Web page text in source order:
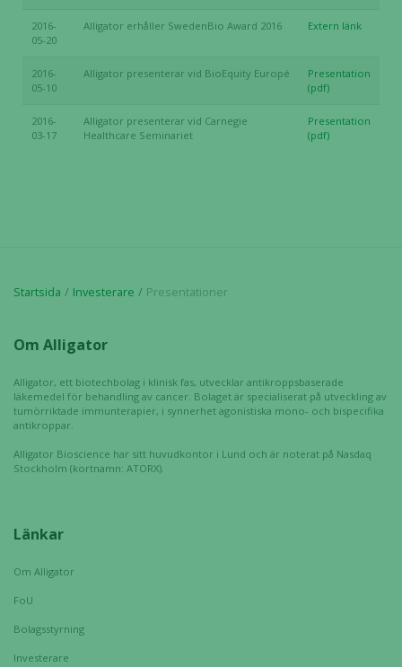
2016-
05-20
Alligator erhåller SwedenBio Award 2016 Extern länk
2016-
05-10
Alligator presenterar vid BioEquity Europé
Presentation
(pdf)
2016-
03-17
Alligator presenterar vid Carnegie
Healthcare Seminariet
Presentation
(pdf)
Startsida Investerare Presentationer
Om Alligator
Alligator, ett biotechbolag i klinisk fas, utvecklar antikroppsbaserade
läkemedel för behandling av cancer. Bolaget är specialiserat på utveckling av
tumörriktade immunterapier, i synnerhet agonistiska mono- och bispecifika
antikroppar.
Alligator Bioscience har sitt huvudkontor i Lund och är noterat på Nasdaq
Stockholm (kortnamn: ATORX).
Länkar
Om Alligator
FoU
Bolagsstyrning
Investerare